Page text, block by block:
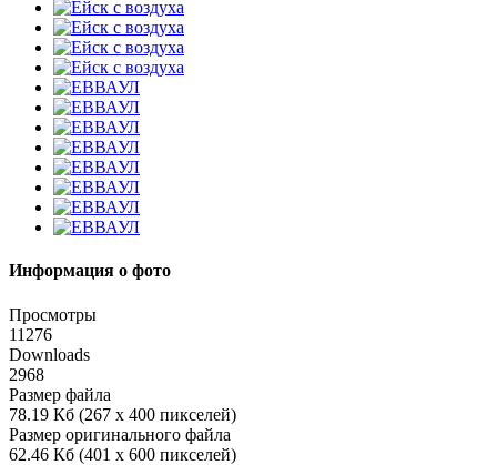
Информация о фото
Просмотры
11276
Downloads
2968
Размер файла
78.19 Кб (267 x 400 пикселей)
Размер оригинального файла
62.46 Кб (401 x 600 пикселей)